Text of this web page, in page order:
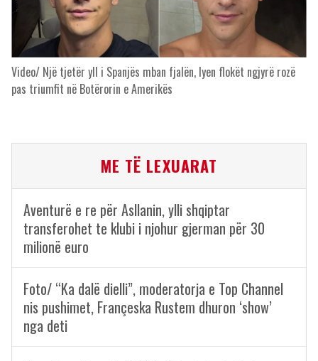
Video/ Një tjetër yll i Spanjës mban fjalën, lyen flokët ngjyrë rozë
pas triumfit në Botërorin e Amerikës
ME TË LEXUARAT
Aventurë e re për Asllanin, ylli shqiptar
transferohet te klubi i njohur gjerman për 30
milionë euro
Foto/ “Ka dalë dielli”, moderatorja e Top Channel
nis pushimet, Françeska Rustem dhuron ‘show’
nga deti